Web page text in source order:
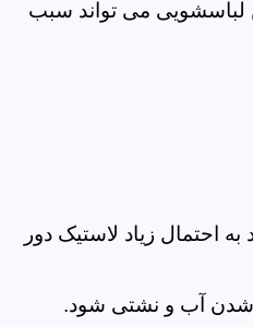
لباسشویی می تواند سبب
احتمال زیاد لاستیک دور
شدن آب و نشتی شود.